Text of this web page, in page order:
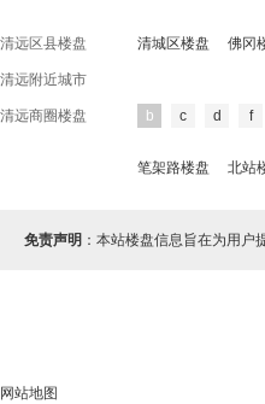
清远区县楼盘 清城区楼盘 佛冈
清远附近城市
清远商圈楼盘 b c d f
笔架路楼盘 北站
免责声明 ：本站楼盘信息旨在为用
网站地图